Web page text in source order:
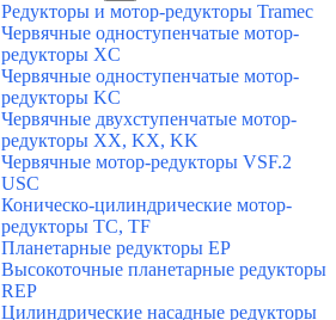
Редукторы и мотор-редукторы Tramec
Червячные одноступенчатые мотор-
редукторы XC
Червячные одноступенчатые мотор-
редукторы KC
Червячные двухступенчатые мотор-
редукторы XX, KX, KK
Червячные мотор-редукторы VSF.2
USC
Коническо-цилиндрические мотор-
редукторы TC, TF
Планетарные редукторы EP
Высокоточные планетарные редукторы
REP
Цилиндрические насадные редукторы